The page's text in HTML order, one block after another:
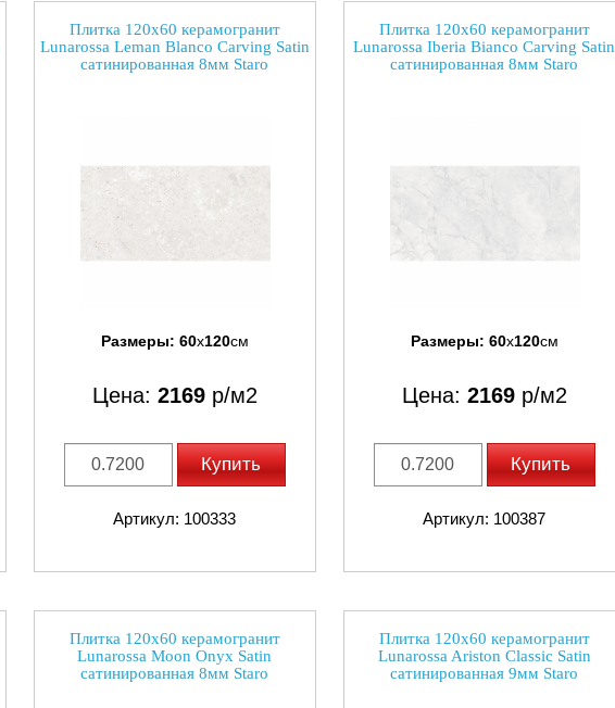
Плитка 120x60 керамогранит
Lunarossa Leman Blanco Carving Satin
сатинированная 8мм Staro
Размеры: 60x120см
Цена: 2169р/м2
Купить
Артикул: 100333
Плитка 120x60 керамогранит
Lunarossa Iberia Bianco Carving Satin
сатинированная 8мм Staro
Размеры: 60x120см
Цена: 2169р/м2
Купить
Артикул: 100387
Плитка 120x60 керамогранит
Lunarossa Moon Onyx Satin
сатинированная 8мм Staro
Плитка 120x60 керамогранит
Lunarossa Ariston Classic Satin
сатинированная 9мм Staro